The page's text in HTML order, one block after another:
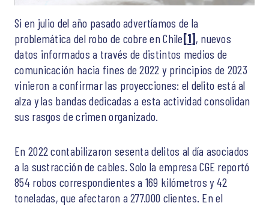
Si en julio del año pasado advertíamos de la
problemática del robo de cobre en Chile[1] , nuevos
datos informados a través de distintos medios de
comunicación hacia fines de 2022 y principios de 2023
vinieron a confirmar las proyecciones: el delito está al
alza y las bandas dedicadas a esta actividad consolidan
sus rasgos de crimen organizado.
En 2022 contabilizaron sesenta delitos al día asociados
a la sustracción de cables. Solo la empresa CGE reportó
854 robos correspondientes a 169 kilómetros y 42
toneladas, que afectaron a 277.000 clientes. En el